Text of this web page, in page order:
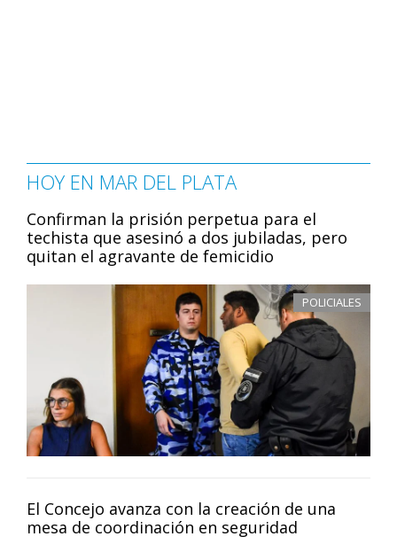
HOY EN MAR DEL PLATA
Confirman la prisión perpetua para el
techista que asesinó a dos jubiladas, pero
quitan el agravante de femicidio
POLICIALES
El Concejo avanza con la creación de una
mesa de coordinación en seguridad